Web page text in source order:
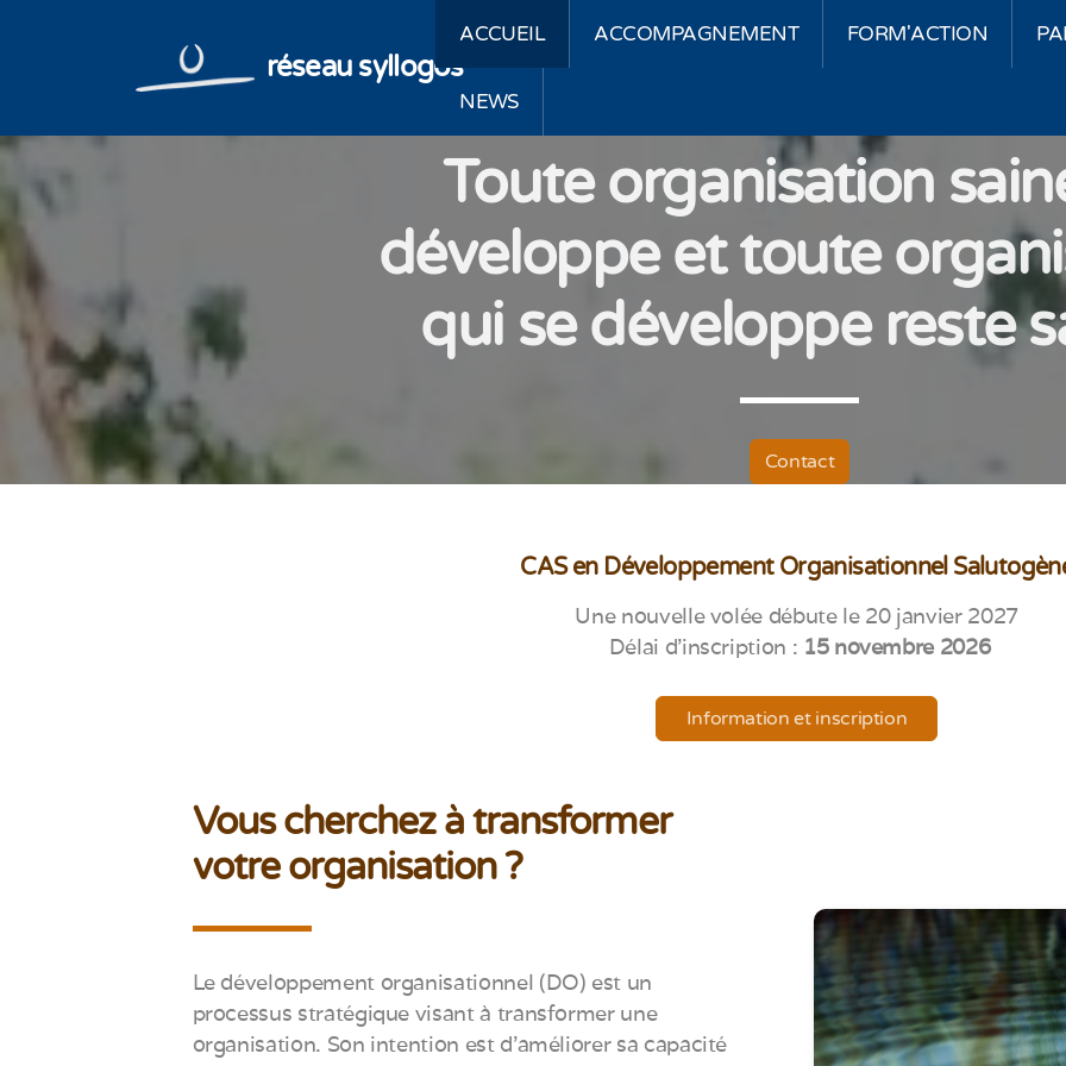
réseau syllogos
ACCUEIL ACCOMPAGNEMENT FORM'ACTION
NEWS
Toute organisation
développe et toute
qui se développe reste
Contact
CAS en Développement Organisationnel
Une nouvelle volée débute le 20 janvier 2027
Délai d'inscription : 15 novembre 2026
Information et inscription
Vous cherchez à transformer
votre organisation ?
Le développement organisationnel (DO) est un
processus stratégique visant à transformer une
organisation. Son intention est d’améliorer sa capacité